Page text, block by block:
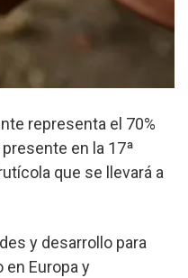
representa el 70%
en la 17ª
que se llevará a
y desarrollo para
en Europa y